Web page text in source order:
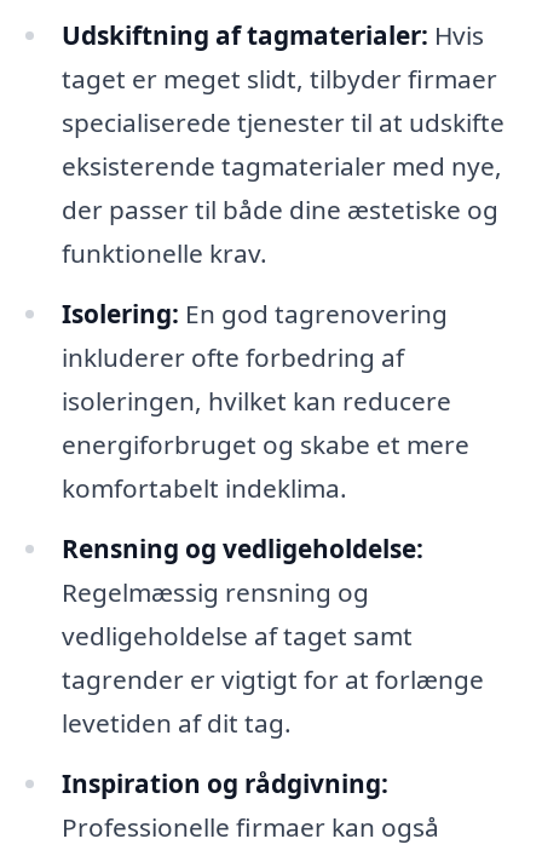
Udskiftning af tagmaterialer: Hvis
taget er meget slidt, tilbyder firmaer
specialiserede tjenester til at udskifte
eksisterende tagmaterialer med nye,
der passer til både dine æstetiske og
funktionelle krav.
Isolering: En god tagrenovering
inkluderer ofte forbedring af
isoleringen, hvilket kan reducere
energiforbruget og skabe et mere
komfortabelt indeklima.
Rensning og vedligeholdelse:
Regelmæssig rensning og
vedligeholdelse af taget samt
tagrender er vigtigt for at forlænge
levetiden af dit tag.
Inspiration og rådgivning:
Professionelle firmaer kan også